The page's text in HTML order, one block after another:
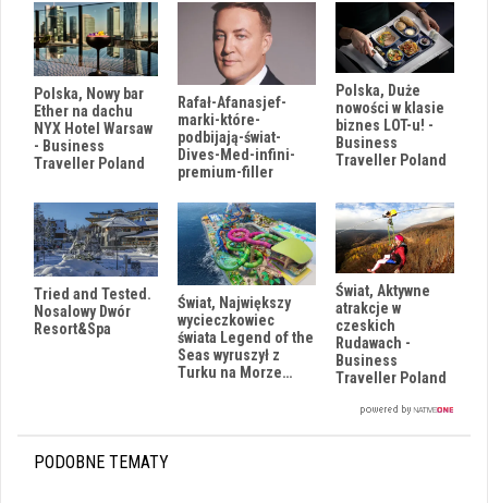
Polska, Nowy bar
Ether na dachu
NYX Hotel Warsaw
- Business
Traveller Poland
Rafał-Afanasjef-
marki-które-
podbijają-świat-
Dives-Med-infini-
premium-filler
Polska, Duże
nowości w klasie
biznes LOT-u! -
Business
Traveller Poland
Tried and Tested.
Nosalowy Dwór
Resort&Spa
Świat, Największy
wycieczkowiec
świata Legend of the
Seas wyruszył z
Turku na Morze…
Świat, Aktywne
atrakcje w
czeskich
Rudawach -
Business
Traveller Poland
PODOBNE TEMATY